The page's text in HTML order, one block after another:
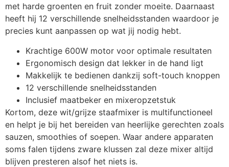
met harde groenten en fruit zonder moeite. Daarnaast
heeft hij 12 verschillende snelheidsstanden waardoor je
precies kunt aanpassen op wat jij nodig hebt.
Krachtige 600W motor voor optimale resultaten
Ergonomisch design dat lekker in de hand ligt
Makkelijk te bedienen dankzij soft-touch knoppen
12 verschillende snelheidsstanden
Inclusief maatbeker en mixeropzetstuk
Kortom, deze wit/grijze staafmixer is multifunctioneel
en helpt je bij het bereiden van heerlijke gerechten zoals
sauzen, smoothies of soepen. Waar andere apparaten
soms falen tijdens zware klussen zal deze mixer altijd
blijven presteren alsof het niets is.